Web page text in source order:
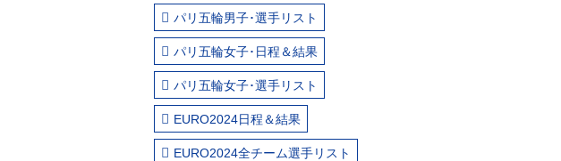
パリ五輪男子･選手リスト
パリ五輪女子･日程＆結果
パリ五輪女子･選手リスト
EURO2024日程＆結果
EURO2024全チーム選手リスト